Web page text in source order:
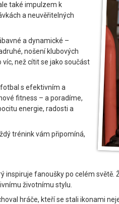
také impulzem k
a neuvěřitelných
a dynamické –
nošení klubových
než cítit se jako součást
s efektivním a
fitness – a poradíme,
energie, radosti a
trénink vám připomíná,
fanoušky po celém
životnímu stylu.
hráče, kteří se stali ikonami